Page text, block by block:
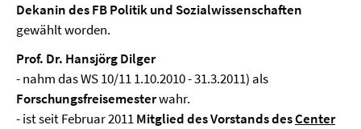
Dekanin des FB Politik und Sozialwissenschaften
gewählt worden.
Prof. Dr. Hansjörg Dilger
- nahm das WS 10/11 1.10.2010 - 31.3.2011) als
Forschungsfreisemesterwahr.
- ist seit Februar 2011Mitglied des Vorstands desCenter